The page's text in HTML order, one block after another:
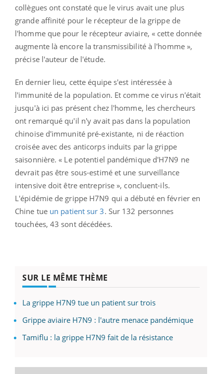
collègues ont constaté que le virus avait une plus
grande affinité pour le récepteur de la grippe de
l'homme que pour le récepteur aviaire, « cette donnée
augmente là encore la transmissibilité à l'homme »,
précise l'auteur de l'étude.
En dernier lieu, cette équipe s'est intéressée à
l'immunité de la population. Et comme ce virus n'était
jusqu'à ici pas présent chez l'homme, les chercheurs
ont remarqué qu'il n'y avait pas dans la population
chinoise d'immunité pré-existante, ni de réaction
croisée avec des anticorps induits par la grippe
saisonnière. « Le potentiel pandémique d'H7N9 ne
devrait pas être sous-estimé et une surveillance
intensive doit être entreprise », concluent-ils.
L'épidémie de grippe H7N9 qui a débuté en février en
Chine tue un patient sur 3. Sur 132 personnes
touchées, 43 sont décédées.
SUR LE MÊME THÈME
La grippe H7N9 tue un patient sur trois
Grippe aviaire H7N9 : l'autre menace pandémique
Tamiflu : la grippe H7N9 fait de la résistance